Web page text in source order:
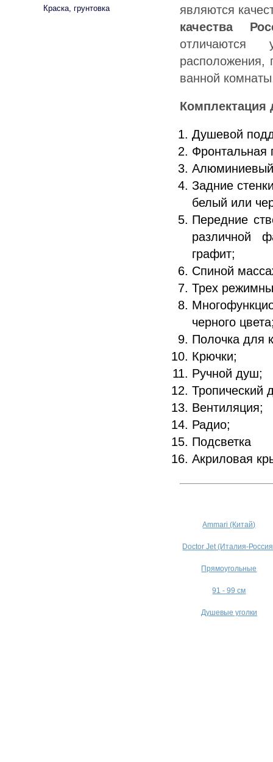
являются
качества
отличаются
расположения,
ванной
Душевой
Фронтальная
Алюминиевый
Задние
белый или
Передние
различной
графит;
Спиной
Трех
черного
Полочка для
Крючки;
Ручной душ;
Тропический
Вентиляция;
Радио;
Подсветка
Акриловая
Ammari (Китай)
Doctor Jet (Италия-
Прямоугольные
91 - 99 см
Душевые уголки
Краска, грунтовка